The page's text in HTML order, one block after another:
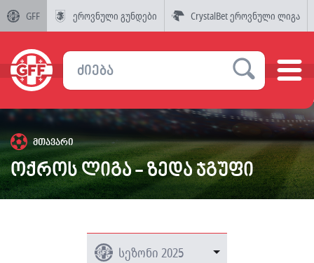
GFF ეროვნული გუნდები CrystalBet ეროვნული ლიგა
მთავარი
ოქროს ლიგა - ზედა ჯგუფი